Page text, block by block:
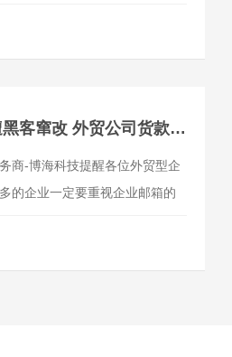
绩。
东莞企业邮箱疑遭黑客窜改 外贸公司货款“被劫”
商-博海科技提醒各位外贸型企
的企业一定要重视企业邮箱的
以防患于未然。